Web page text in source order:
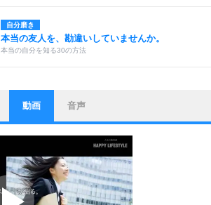
自分磨き
本当の友人を、勘違いしていませんか。
本当の自分を知る30の方法
ストレス対策
他人と比べない。
いっそのこと、他人を見ない。
いらいらしない人になる30の方法
プラス思考
ポジティブになれない原因は、行動しないから。
ポジティブ思考になる30の方法
動画 音声